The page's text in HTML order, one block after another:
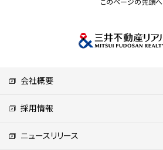
会社概要
採用情報
ニュースリリース